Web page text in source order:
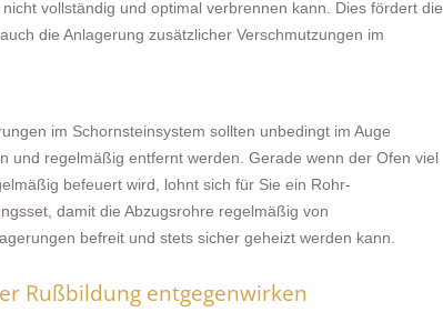
vollständig und optimal verbrennen kann. Dies fördert die
die Anlagerung zusätzlicher Verschmutzungen im
im Schornsteinsystem sollten unbedingt im Auge
und regelmäßig entfernt werden. Gerade wenn der Ofen viel
befeuert wird, lohnt sich für Sie ein Rohr-
, damit die Abzugsrohre regelmäßig von
befreit und stets sicher geheizt werden kann.
Rußbildung entgegenwirken